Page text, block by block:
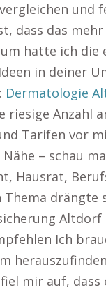
und
dass das
hatte ich die
in deiner
Dermatologie
riesige Anzahl
Tarifen vor
– schau
Hausrat,
drängte
Altdorf
Ich
mir auf,